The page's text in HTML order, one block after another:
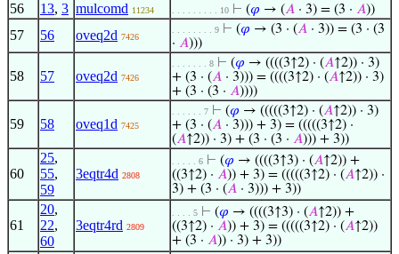
56 13, 3 mulcomd 11234 . . . . . . . . . 10 ⊢ (𝜑 → (𝐴 · 3) = (3 · 𝐴))
57 56 oveq2d 7426
. . . . . . . . 9 ⊢ (𝜑 → (3 · (𝐴 · 3)) = (3 · (3
· 𝐴)))
58 57 oveq2d 7426
. . . . . . . 8 ⊢ (𝜑 → ((((3↑2) · (𝐴↑2)) · 3)
+ (3 · (𝐴 · 3))) = ((((3↑2) · (𝐴↑2)) · 3)
+ (3 · (3 · 𝐴))))
59 58 oveq1d 7425
. . . . . . 7 ⊢ (𝜑 → (((((3↑2) · (𝐴↑2)) · 3)
+ (3 · (𝐴 · 3))) + 3) = (((((3↑2) ·
(𝐴↑2)) · 3) + (3 · (3 · 𝐴))) + 3))
60
25,
55,
59
3eqtr4d 2808
. . . . . 6 ⊢ (𝜑 → ((((3↑3) · (𝐴↑2)) +
((3↑2) · 𝐴)) + 3) = (((((3↑2) · (𝐴↑2)) ·
3) + (3 · (𝐴 · 3))) + 3))
61
20,
22,
60
3eqtr4rd 2809
. . . . 5 ⊢ (𝜑 → ((((3↑3) · (𝐴↑2)) +
((3↑2) · 𝐴)) + 3) = (((((3↑2) · (𝐴↑2))
+ (3 · 𝐴)) · 3) + 3))